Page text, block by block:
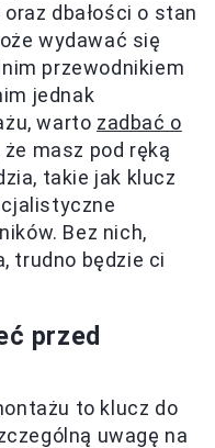
oraz dbałości o stan
wydawać się
przewodnikiem
jednak
warto zadbać o
że masz pod ręką
takie jak klucz
Bez nich,
trudno będzie ci
przed
to klucz do
uwagę na